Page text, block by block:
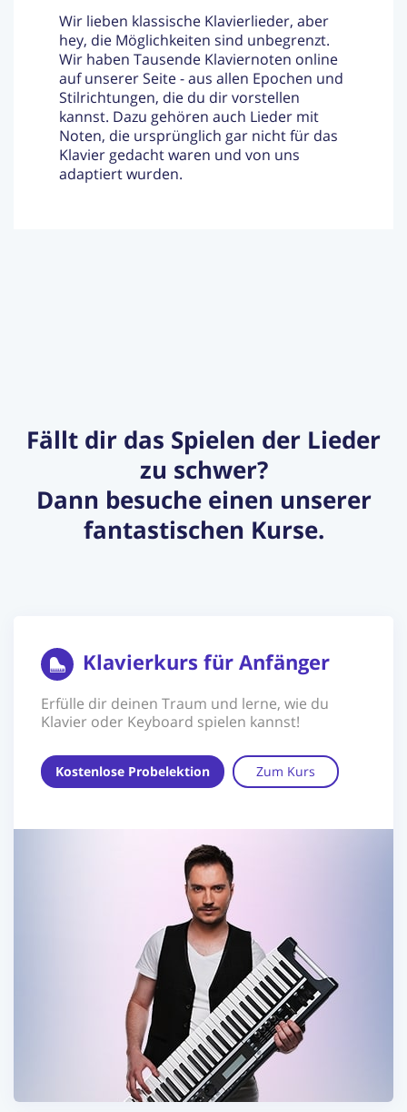
Wir lieben klassische Klavierlieder, aber
hey, die Möglichkeiten sind unbegrenzt.
Wir haben Tausende Klaviernoten online
auf unserer Seite - aus allen Epochen und
Stilrichtungen, die du dir vorstellen
kannst. Dazu gehören auch Lieder mit
Noten, die ursprünglich gar nicht für das
Klavier gedacht waren und von uns
adaptiert wurden.
Fällt dir das Spielen der Lieder
zu schwer?
Dann besuche einen unserer
fantastischen Kurse.
Klavierkurs für Anfänger
Erfülle dir deinen Traum und lerne, wie du
Klavier oder Keyboard spielen kannst!
Kostenlose Probelektion Zum Kurs